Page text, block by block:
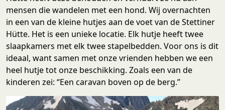
mensen die wandelen met een hond. Wij overnachten
in een van de kleine hutjes aan de voet van de Stettiner
Hütte. Het is een unieke locatie. Elk hutje heeft twee
slaapkamers met elk twee stapelbedden. Voor ons is dit
ideaal, want samen met onze vrienden hebben we een
heel hutje tot onze beschikking. Zoals een van de
kinderen zei: “Een caravan boven op de berg.”